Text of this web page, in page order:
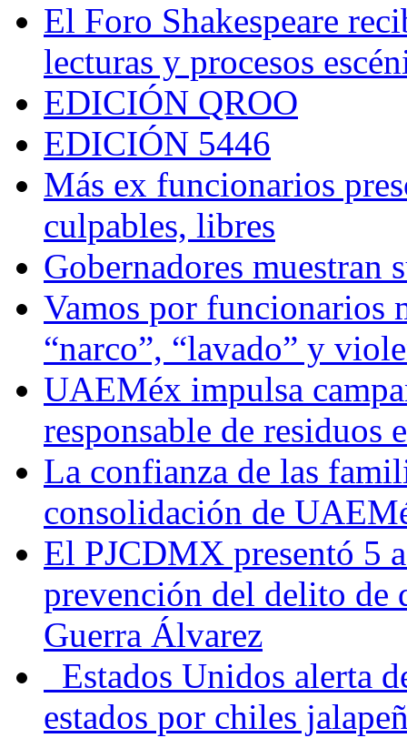
El Foro Shakespeare
lecturas y procesos
EDICIÓN QROO
EDICIÓN 5446
Más ex funcionarios
culpables, libres
Gobernadores muestran
Vamos por funcionarios
“narco”, “lavado” y
UAEMéx impulsa
responsable de residuos
La confianza de las
consolidación de
El PJCDMX presentó 5
prevención del delito de
Guerra Álvarez
Estados Unidos alerta
estados por chiles